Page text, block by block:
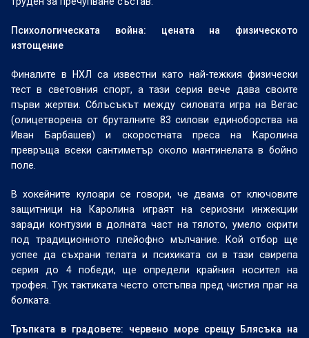
Психологическата война: цената на физическото
изтощение
Финалите в НХЛ са известни като най-тежкия физически
тест в световния спорт, а тази серия вече дава своите
първи жертви. Сблъсъкът между силовата игра на Вегас
(олицетворена от бруталните 83 силови единоборства на
Иван Барбашев) и скоростната преса на Каролина
превръща всеки сантиметър около мантинелата в бойно
поле.
В хокейните кулоари се говори, че двама от ключовите
защитници на Каролина играят на сериозни инжекции
заради контузии в долната част на тялото, умело скрити
под традиционното плейофно мълчание. Кой отбор ще
успее да съхрани телата и психиката си в тази свирепа
серия до 4 победи, ще определи крайния носител на
трофея. Тук тактиката често отстъпва пред чистия праг на
болката.
Тръпката в градовете: червено море срещу Блясъка на